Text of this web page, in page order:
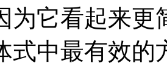
为它看起来
式中最有效的